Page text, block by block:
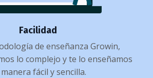
Facilidad
de enseñanza Growin,
lo complejo y te lo enseñamos
fácil y sencilla.